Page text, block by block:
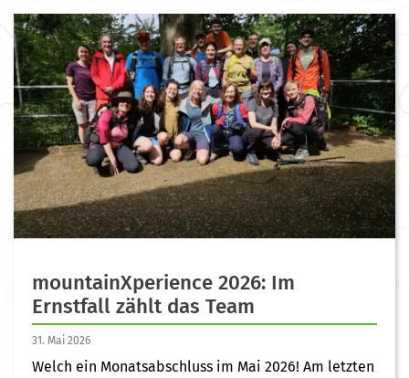
mountainXperience 2026: Im
Ernstfall zählt das Team
31. Mai 2026
Welch ein Monatsabschluss im Mai 2026! Am letzten